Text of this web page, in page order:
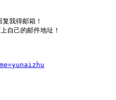
我得邮箱！
自己的邮件地址！